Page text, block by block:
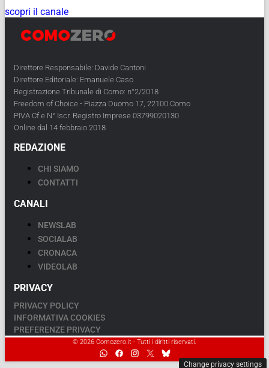
scopri il canale
Direttore Responsabile: Davide Cantoni
Direttore Editoriale: Emanuele Caso
Registrazione Tribunale di Como: n°2/2018
Freedom of Choice - Piazza Duomo 17, 22100 Como
PIVA Cf e N° Iscr. Registro Imprese 03799020130
Online dal 14 febbraio 2018
REDAZIONE
CHI SIAMO
CONTATTI
CANALI
NEWSLAB
SOCIALAB
CRONACA
VIDEOLAB
PRIVACY
PRIVACY POLICY
INFORMATIVA COOKIES
PREFERENZE PRIVACY
© 2026 Comozero.it - Tutti i diritti riservati.
Change privacy settings